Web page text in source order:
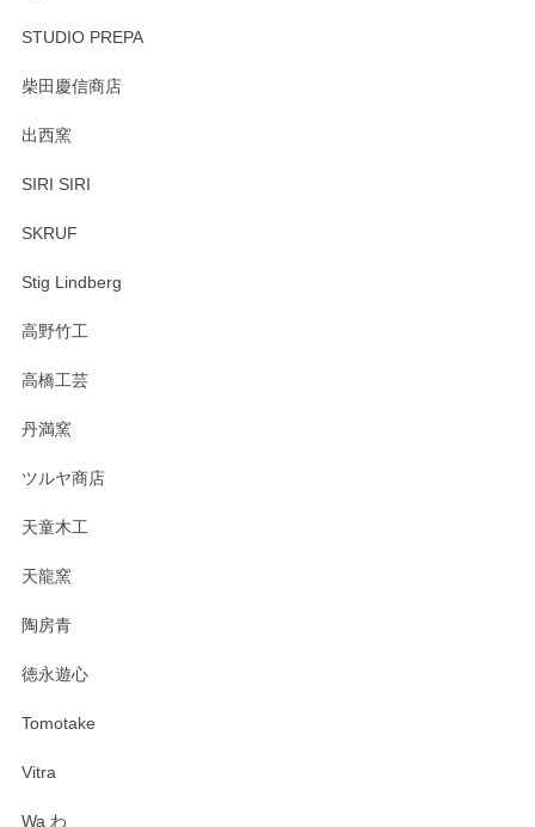
STUDIO PREPA
柴田慶信商店
出西窯
SIRI SIRI
SKRUF
Stig Lindberg
高野竹工
高橋工芸
丹満窯
ツルヤ商店
天童木工
天龍窯
陶房青
徳永遊心
Tomotake
Vitra
Wa わ